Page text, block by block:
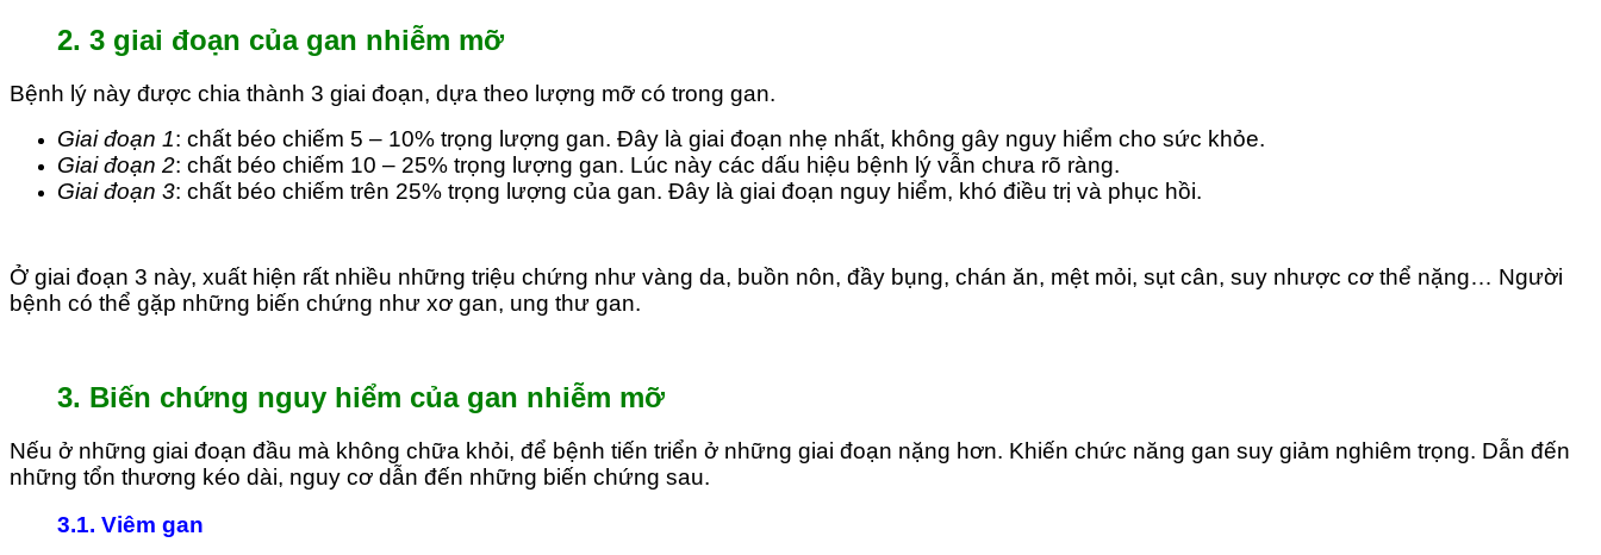
2. 3 giai đoạn của gan nhiễm mỡ
Bệnh lý này được chia thành 3 giai đoạn, dựa theo lượng mỡ có trong gan.
Giai đoạn 1: chất béo chiếm 5 – 10% trọng lượng gan. Đây là giai đoạn nhẹ nhất, không gây nguy hiểm cho sức khỏe.
Giai đoạn 2: chất béo chiếm 10 – 25% trọng lượng gan. Lúc này các dấu hiệu bệnh lý vẫn chưa rõ ràng.
Giai đoạn 3: chất béo chiếm trên 25% trọng lượng của gan. Đây là giai đoạn nguy hiểm, khó điều trị và phục hồi.
Ở giai đoạn 3 này, xuất hiện rất nhiều những triệu chứng như vàng da, buồn nôn, đầy bụng, chán ăn, mệt mỏi, sụt cân, suy nhược cơ thể nặng… Người
bệnh có thể gặp những biến chứng như xơ gan, ung thư gan.
3. Biến chứng nguy hiểm của gan nhiễm mỡ
Nếu ở những giai đoạn đầu mà không chữa khỏi, để bệnh tiến triển ở những giai đoạn nặng hơn. Khiến chức năng gan suy giảm nghiêm trọng. Dẫn đến
những tổn thương kéo dài, nguy cơ dẫn đến những biến chứng sau.
3.1. Viêm gan